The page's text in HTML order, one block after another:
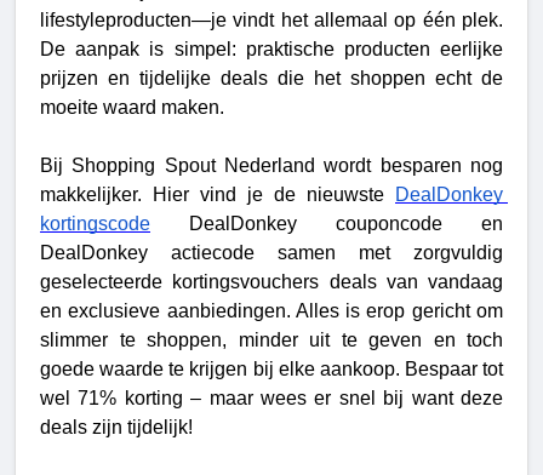
lifestyleproducten—je vindt het allemaal op één plek.
De aanpak is simpel: praktische producten eerlijke
prijzen en tijdelijke deals die het shoppen echt de
moeite waard maken.
Bij Shopping Spout Nederland wordt besparen nog
makkelijker. Hier vind je de nieuwste
DealDonkey
kortingscode DealDonkey couponcode en
DealDonkey actiecode samen met zorgvuldig
geselecteerde kortingsvouchers deals van vandaag
en exclusieve aanbiedingen. Alles is erop gericht om
slimmer te shoppen, minder uit te geven en toch
goede waarde te krijgen bij elke aankoop. Bespaar tot
wel 71% korting – maar wees er snel bij want deze
deals zijn tijdelijk!